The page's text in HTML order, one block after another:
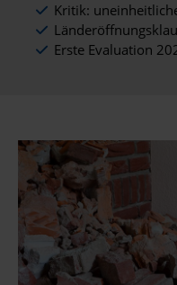
Kritik:
Erste Evaluation